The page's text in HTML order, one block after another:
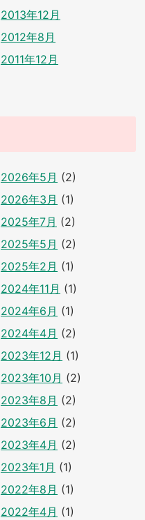
2013年12月
2012年8月
2011年12月
2026年5月 (2)
2026年3月 (1)
2025年7月 (2)
2025年5月 (2)
2025年2月 (1)
2024年11月 (1)
2024年6月 (1)
2024年4月 (2)
2023年12月 (1)
2023年10月 (2)
2023年8月 (2)
2023年6月 (2)
2023年4月 (2)
2023年1月 (1)
2022年8月 (1)
2022年4月 (1)